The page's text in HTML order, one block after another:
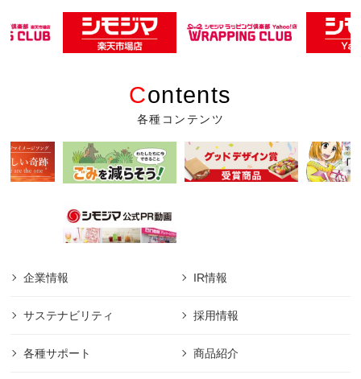
Contents
各種コンテンツ
企業情報 IR情報
サステナビリティ 採用情報
各種サポート 商品紹介